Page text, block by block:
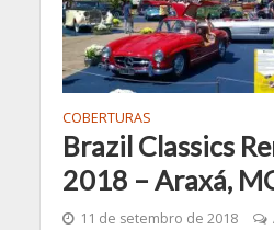
COBERTURAS
Brazil Classics
2018 – Araxá,
11 de setembro de 2018